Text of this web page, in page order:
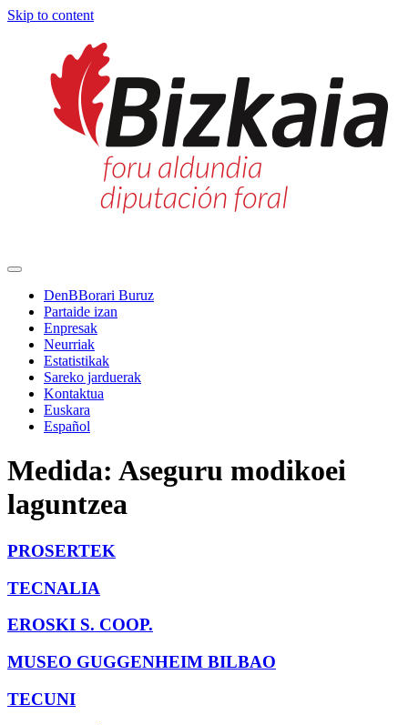
Skip to content
Main
Navigation
DenBBorari Buruz
Partaide izan
Enpresak
Neurriak
Estatistikak
Sareko jarduerak
Kontaktua
Euskara
Español
Medida: Aseguru modikoei
laguntzea
PROSERTEK
TECNALIA
EROSKI S. COOP.
MUSEO GUGGENHEIM BILBAO
TECUNI